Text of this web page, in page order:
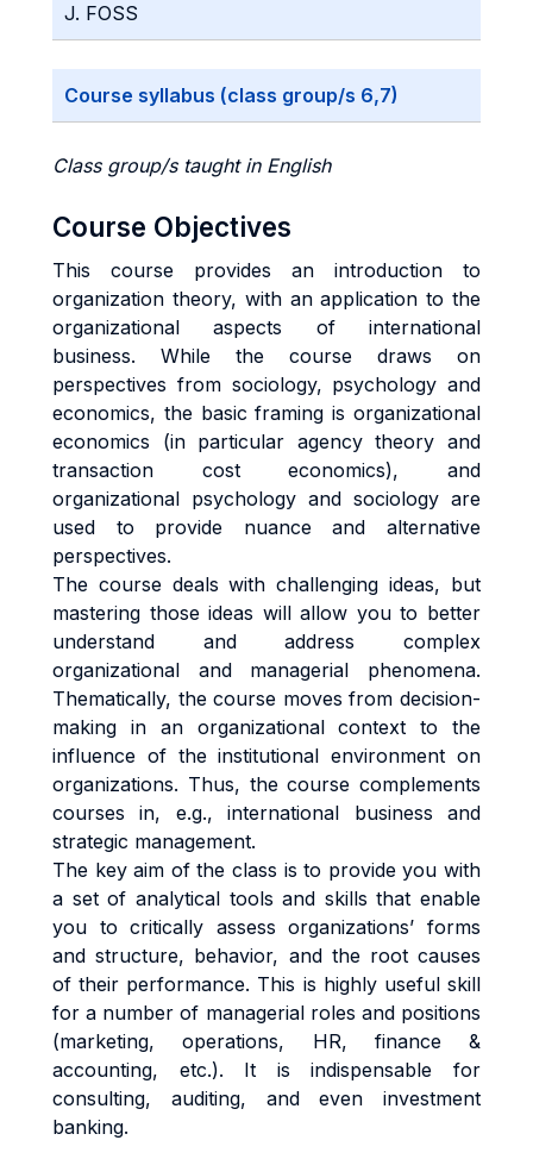
J. FOSS
Course syllabus (class group/s 6,7)
Class group/s taught in English
Course Objectives
This course provides an introduction to
organization theory, with an application to the
organizational aspects of international
business. While the course draws on
perspectives from sociology, psychology and
economics, the basic framing is organizational
economics (in particular agency theory and
transaction cost economics), and
organizational psychology and sociology are
used to provide nuance and alternative
perspectives.
The course deals with challenging ideas, but
mastering those ideas will allow you to better
understand and address complex
organizational and managerial phenomena.
Thematically, the course moves from decision-
making in an organizational context to the
influence of the institutional environment on
organizations. Thus, the course complements
courses in, e.g., international business and
strategic management.
The key aim of the class is to provide you with
a set of analytical tools and skills that enable
you to critically assess organizations’ forms
and structure, behavior, and the root causes
of their performance. This is highly useful skill
for a number of managerial roles and positions
(marketing, operations, HR, finance &
accounting, etc.). It is indispensable for
consulting, auditing, and even investment
banking.